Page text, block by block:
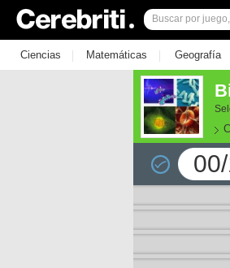
Ciencias | Matemáticas | Geografía